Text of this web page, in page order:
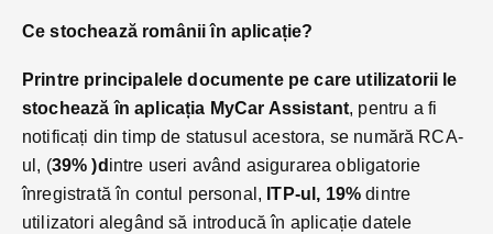
Ce stochează românii în aplicație?
Printre principalele documente pe care utilizatorii le
stochează în aplicația MyCar Assistant, pentru a fi
notificați din timp de statusul acestora, se numără RCA-
ul, (39% )d intre useri având asigurarea obligatorie
înregistrată în contul personal, ITP-ul, 19% dintre
utilizatori alegând să introducă în aplicație datele